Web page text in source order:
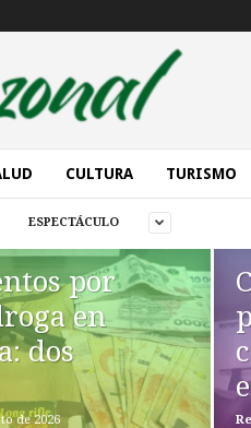
CULTURA TURISMO
ESPECTÁCULO
por
en
dos
de 2026